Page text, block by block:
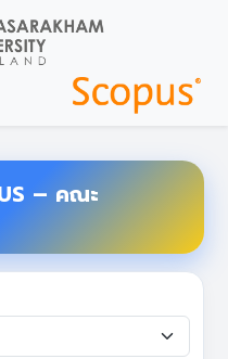
– คณะ